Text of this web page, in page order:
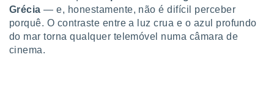
como a
este sitio
IP e
Grécia — e, honestamente, não é difícil perceber
porquê. O contraste entre a luz crua e o azul profundo
do mar torna qualquer telemóvel numa câmara de
cinema.